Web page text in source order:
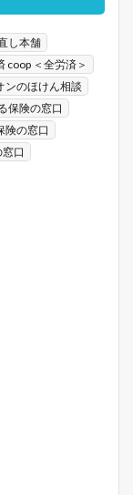
し本舗
coop ＜全労済＞
ンのほけん相談
保険の窓口
険の窓口
口